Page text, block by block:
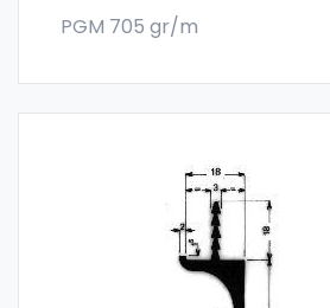
PGM 705 gr/m
Maniglie per mobili - Art 4006
Le maniglia per mobili sono
lega 6060 e vendute nel
L'ordine minimo è di 300 kg.